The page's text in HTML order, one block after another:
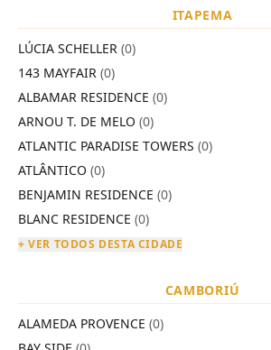
ITAPEMA
LÚCIA SCHELLER (0)
143 MAYFAIR (0)
ALBAMAR RESIDENCE (0)
ARNOU T. DE MELO (0)
ATLANTIC PARADISE TOWERS (0)
ATLÂNTICO (0)
BENJAMIN RESIDENCE (0)
BLANC RESIDENCE (0)
+ VER TODOS DESTA CIDADE
CAMBORIÚ
ALAMEDA PROVENCE (0)